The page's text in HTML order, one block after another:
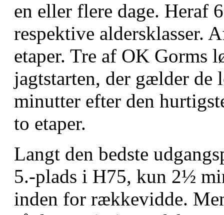
en eller flere dage. Heraf
respektive aldersklasser.
etaper. Tre af OK Gorms
jagtstarten, der gælder de
minutter efter den
to etaper.
Langt den bedste
5.-plads i H75, kun 2½
inden for rækkevidde.